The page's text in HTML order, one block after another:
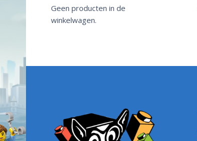
Geen producten in de
winkelwagen.